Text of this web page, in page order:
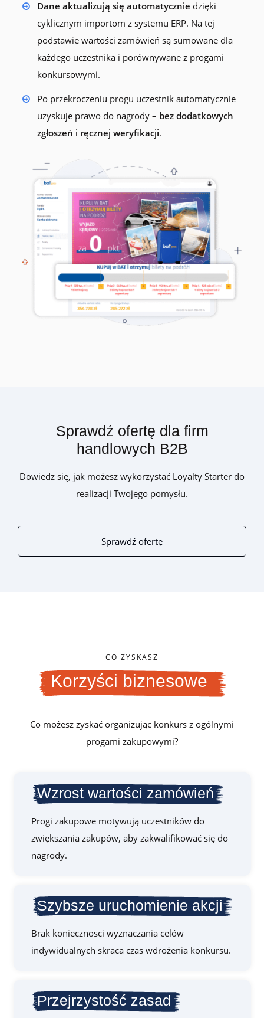
Dane aktualizują się automatycznie dzięki
cyklicznym importom z systemu ERP. Na tej
podstawie wartości zamówień są sumowane dla
każdego uczestnika i porównywane z progami
konkursowymi.
Po przekroczeniu progu uczestnik automatycznie
uzyskuje prawo do nagrody – bez dodatkowych
zgłoszeń i ręcznej weryfikacji.
Sprawdź ofertę dla firm
handlowych B2B
Dowiedz się, jak możesz wykorzystać Loyalty Starter do
realizacji Twojego pomysłu.
Sprawdź ofertę
CO ZYSKASZ
Korzyści biznesowe
Co możesz zyskać organizując konkurs z ogólnymi
progami zakupowymi?
Wzrost wartości zamówień
Progi zakupowe motywują uczestników do
zwiększania zakupów, aby zakwalifikować się do
nagrody.
Szybsze uruchomienie akcji
Brak koniecznosci wyznaczania celów
indywidualnych skraca czas wdrożenia konkursu.
Przejrzystość zasad